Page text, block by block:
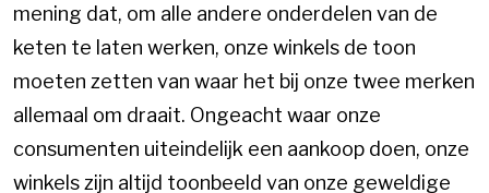
mening dat, om alle andere onderdelen van de
keten te laten werken, onze winkels de toon
moeten zetten van waar het bij onze twee merken
allemaal om draait. Ongeacht waar onze
consumenten uiteindelijk een aankoop doen, onze
winkels zijn altijd toonbeeld van onze geweldige